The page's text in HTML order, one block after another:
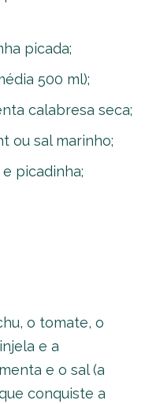
picada;
500 ml);
calabresa seca;
ou sal marinho;
picadinha;
o tomate, o
e a
e o sal (a
conquiste a